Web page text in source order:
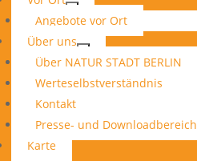
Angebote vor Ort
Über uns
Über NATUR STADT BERLIN
Werteselbstverständnis
Kontakt
Presse- und Downloadbereich
Karte